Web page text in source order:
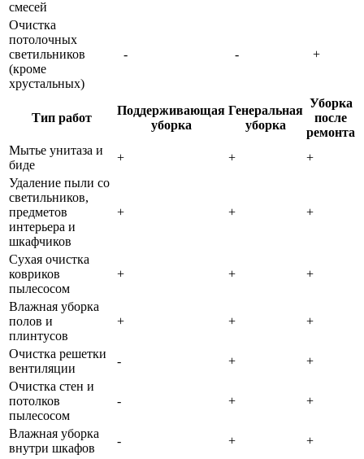
смесей
Очистка
потолочных
светильников
(кроме
хрустальных)
- - +
Тип работ
Поддерживающая
уборка
Генеральная
уборка
Уборка
после
ремонта
Мытье унитаза и
биде
+ +
+
Удаление пыли со
светильников,
предметов
интерьера и
шкафчиков
+ + +
Сухая очистка
ковриков
пылесосом
+ + +
Влажная уборка
полов и
плинтусов
+ + +
Очистка решетки
вентиляции
- +
+
Очистка стен и
потолков
пылесосом
- + +
Влажная уборка
внутри шкафов
- +
+